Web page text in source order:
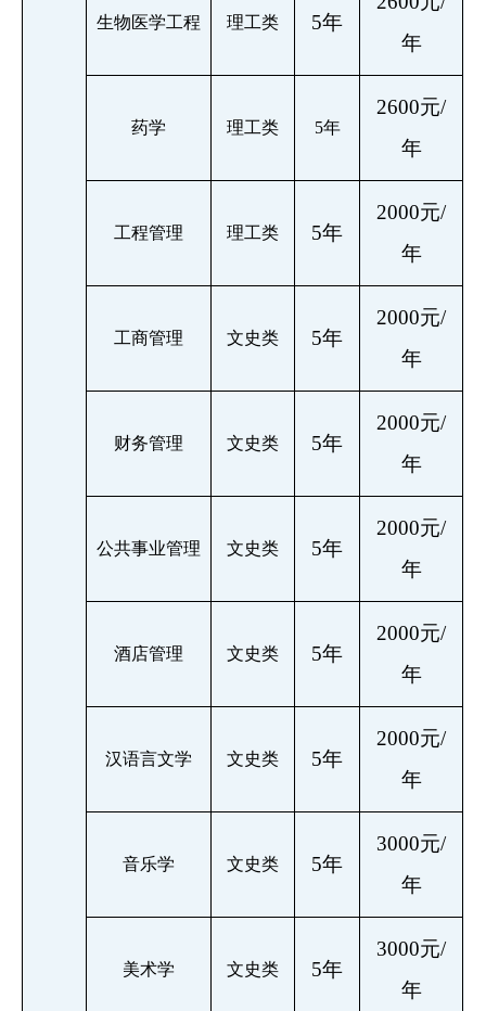
生物医学工程 理工类 5年
年
药学 理工类 5年
2600元/
年
工程管理 理工类 5年
2000元/
年
工商管理 文史类 5年
2000元/
年
财务管理 文史类 5年
2000元/
年
公共事业管理 文史类 5年
2000元/
年
酒店管理 文史类 5年
2000元/
年
汉语言文学 文史类 5年
2000元/
年
音乐学 文史类 5年
3000元/
年
美术学 文史类 5年
3000元/
年